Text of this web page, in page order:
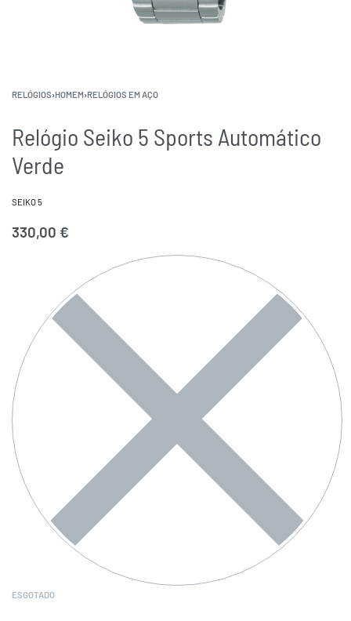
RELÓGIOS›HOMEM›RELÓGIOS EM AÇO
Relógio Seiko 5 Sports Automático
Verde
SEIKO 5
330,00 €
ESGOTADO